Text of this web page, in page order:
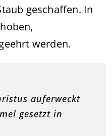
geschaffen. In
werden.
auferweckt
gesetzt in